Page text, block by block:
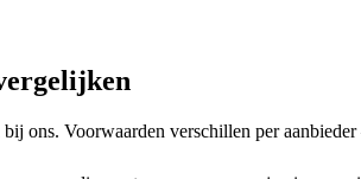
bij ons. Voorwaarden verschillen per